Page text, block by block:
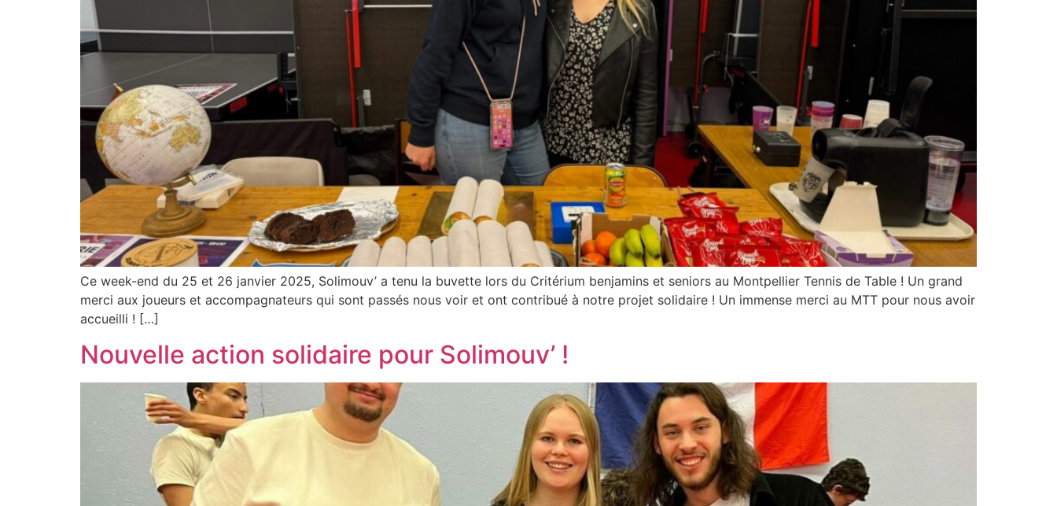
Ce week-end du 25 et 26 janvier 2025, Solimouv’ a tenu la buvette lors du Critérium benjamins et seniors au Montpellier Tennis de Table ! Un grand
merci aux joueurs et accompagnateurs qui sont passés nous voir et ont contribué à notre projet solidaire ! Un immense merci au MTT pour nous avoir
accueilli ! […]
Nouvelle action solidaire pour Solimouv’ !